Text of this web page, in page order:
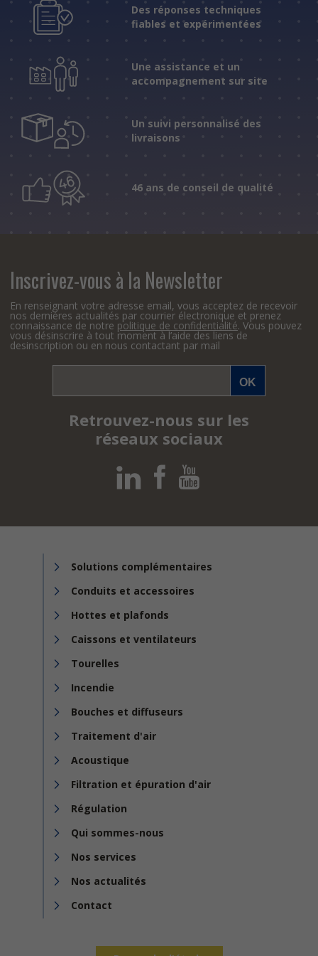
Des réponses techniques
fiables et expérimentées
Une assistance et un
accompagnement sur site
Un suivi personnalisé des
livraisons
46 ans de conseil de qualité
Inscrivez-vous à la Newsletter
En renseignant votre adresse email, vous acceptez de recevoir
nos dernières actualités par courrier électronique et prenez
connaissance de notre politique de confidentialité. Vous pouvez
vous désinscrire à tout moment à l’aide des liens de
desinscription ou en nous contactant par mail
Retrouvez-nous sur les
réseaux sociaux
Solutions complémentaires
Conduits et accessoires
Hottes et plafonds
Caissons et ventilateurs
Tourelles
Incendie
Bouches et diffuseurs
Traitement d'air
Acoustique
Filtration et épuration d'air
Régulation
Qui sommes-nous
Nos services
Nos actualités
Contact